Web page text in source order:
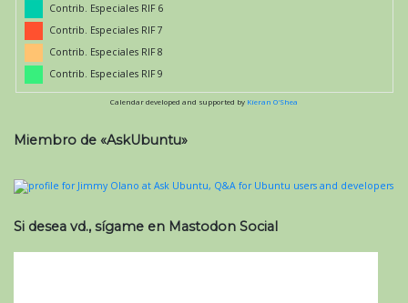
Contrib. Especiales RIF 6
Contrib. Especiales RIF 7
Contrib. Especiales RIF 8
Contrib. Especiales RIF 9
Calendar developed and supported by Kieran O'Shea
Miembro de «AskUbuntu»
Si desea vd., sígame en Mastodon Social